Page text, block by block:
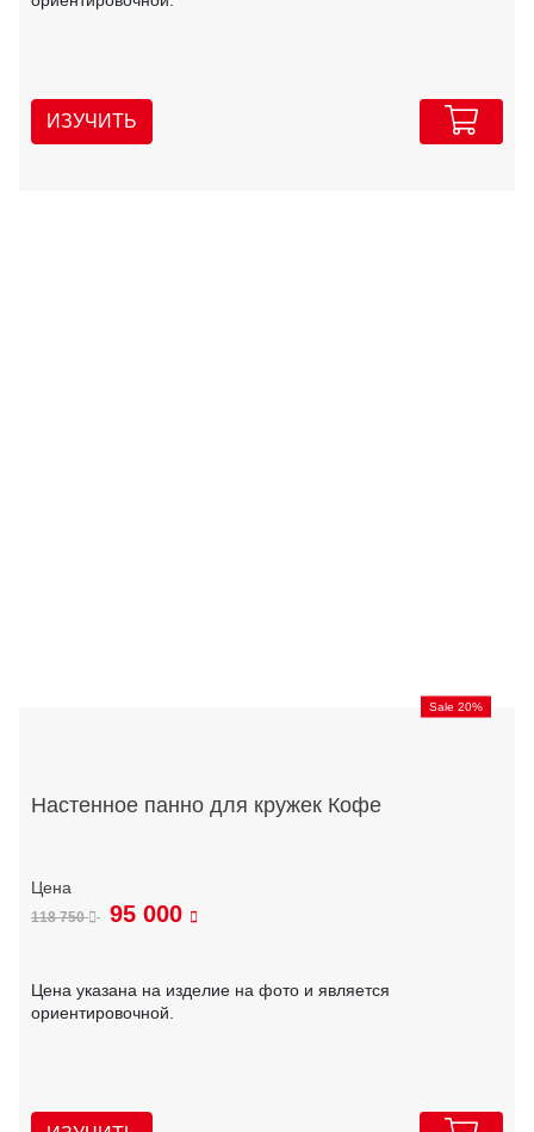
ИЗУЧИТЬ
Sale 20%
Настенное панно для кружек Кофе
118 750 95 000
Цена указана на изделие на фото и является
ориентировочной.